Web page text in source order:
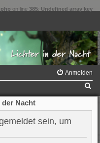
on line 385: Undefined array key
Anmelden
Nacht
sein, um